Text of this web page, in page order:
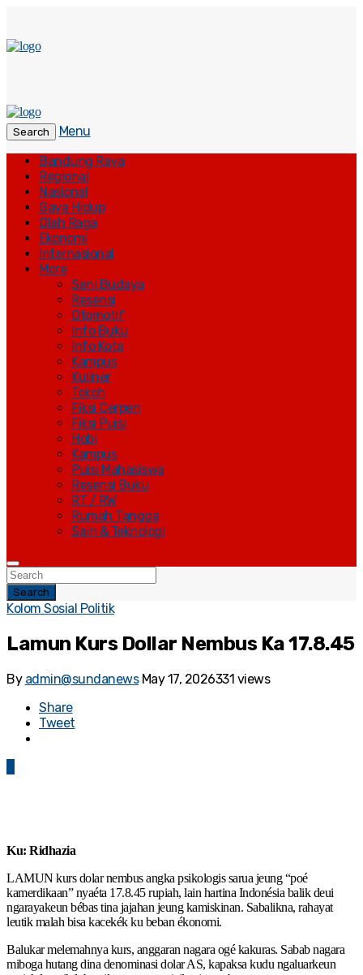
Search
Menu
Bandung Raya
Regional
Nasional
Gaya Hidup
Olah Raga
Ekonomi
Internasional
More
Seni Budaya
Resensi
Otomotif
Info Buku
Info Kota
Kampus
Kuliner
Tokoh
Fiksi Cerpen
Fiksi Puisi
Hobi
Kampus
Puisi Mahasiswa
Resensi Buku
RT / RW
Rumah Tangga
Sain & Teknologi
Search
Kolom Sosial Politik
Lamun Kurs Dollar Nembus Ka 17.8.45
By admin@sundanews May 17, 2026331 views
Share
Tweet
Ku: Ridhazia
LAMUN kurs dolar nembus angka psikologis sarua jeung “poé
kamerdikaan” nyaéta 17.8.45 rupiah, lain hartina Indonésia balik deui
ngarayakeun bébas tina jajahan jeung kamiskinan. Sabalikna, rahayat
leutik malah bisa kacekék ku beban ékonomi.
Balukar melemahnya kurs, anggaran nagara ogé kakuras. Sabab nagara
miboga hutang dina denominasi dolar AS, kapaksa kudu ngaluarkeun